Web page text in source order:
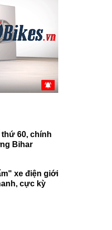
60, chính
Bihar
xe điện giới
cực kỳ